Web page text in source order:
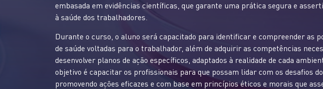
embasada em evidências científicas, que garante uma prática segura e
à saúde dos trabalhadores.
Durante o curso, o aluno será capacitado para identificar e compreender as
de saúde voltadas para o trabalhador, além de adquirir as competências
desenvolver planos de ação específicos, adaptados à realidade de cada
objetivo é capacitar os profissionais para que possam lidar com os desafios
promovendo ações eficazes e com base em princípios éticos e morais que